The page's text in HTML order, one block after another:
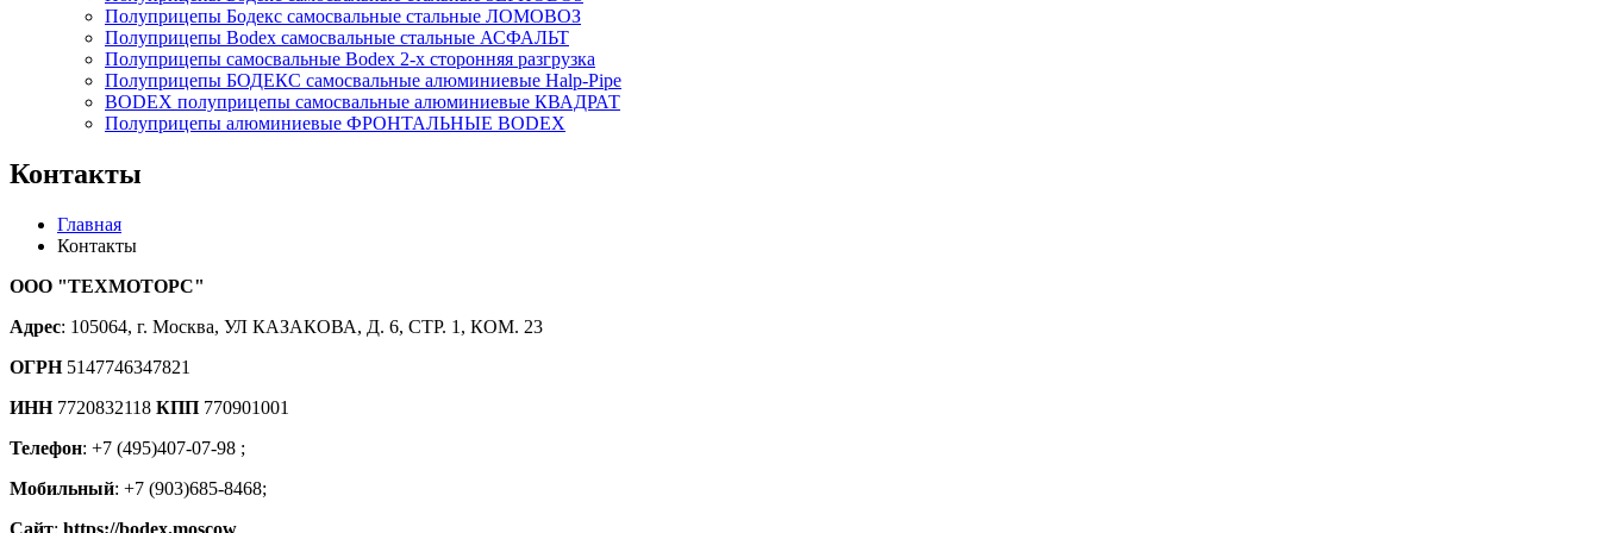
Полуприцепы Бодекс самосвальные стальные ЛОМОВОЗ
Полуприцепы Bodex самосвальные стальные АСФАЛЬТ
Полуприцепы самосвальные Bodex 2-х сторонняя разгрузка
Полуприцепы БОДЕКС самосвальные алюминиевые Нalp-Pipe
BODEX полуприцепы самосвальные алюминиевые КВАДРАТ
Полуприцепы алюминиевые ФРОНТАЛЬНЫЕ BODEX
Контакты
Главная
Контакты
ООО "ТЕХМОТОРС"
Адрес: 105064, г. Москва, УЛ КАЗАКОВА, Д. 6, СТР. 1, КОМ. 23
ОГРН5147746347821
ИНН7720832118 КПП 770901001
Телефон: +7 (495)407-07-98 ;
Мобильный: +7 (903)685-8468;
Сайт: https://bodex.moscow